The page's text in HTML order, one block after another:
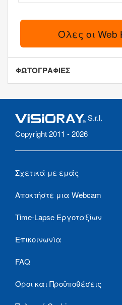
Όλες οι
ΦΩΤΟΓΡΑΦΙΕΣ
S.r.l.
Copyright 2011 - 2026
Σχετικά με εμάς
Αποκτήστε μια Webcam
Time-Lapse Εργοταξίων
Επικοινωνία
FAQ
Όροι και Προϋποθέσεις